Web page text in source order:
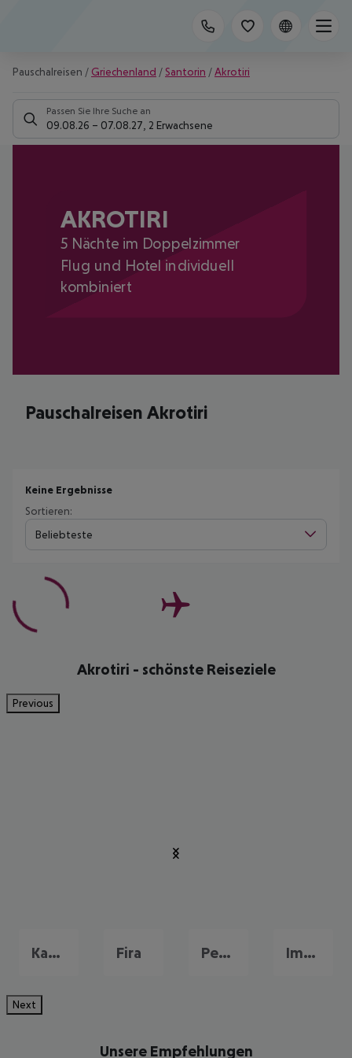
Pauschalreisen / Griechenland / Santorin /Akrotiri
Passen Sie Ihre Suche an
09.08.26 – 07.08.27 2 Erwachsene
AKROTIRI
5 Nächte im Doppelzimmer
Flug und Hotel individuell
kombiniert
Pauschalreisen Akrotiri
Keine Ergebnisse
Sortieren:
Beliebteste
Akrotiri - schönste Reiseziele
Previous
Kamari Fira Perissa Imerovigli
Next
Unsere Empfehlungen